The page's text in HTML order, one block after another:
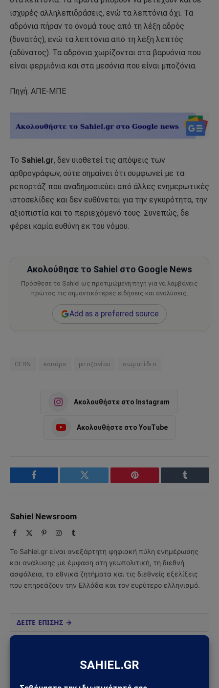
ισχυρές αλληλεπιδράσεις, ενώ τα λεπτόνια όχι. Τα
αδρόνια πήραν το όνομά τους από τη λέξη αδρός
(δυνατός), ενώ τα λεπτόνια από τη λέξη λεπτός
(αδύνατος). Τα αδρόνια χωρίζονται στα βαρυόνια που
είναι φερμιόνια και στα μεσόνια που είναι μποζόνια.
Πηγή: ΑΠΕ-ΜΠΕ
Το Sahiel.gr, δεν υιοθετεί τις απόψεις των
αρθρογράφων, ούτε σημαίνει ότι συμφωνεί με τα
ρεπορτάζ που αναδημοσιεύει από άλλες ενημερωτικές
ιστοσελίδες και δεν ευθύνεται για την εγκυρότητα, την
αξιοπιστία και το περιεχόμενό τους. Συνεπώς, δε
φέρει καμία ευθύνη εκ του νόμου.
Ακολούθησε το Sahiel στο Google News
Πρόσθεσε το Sahiel ως προτιμώμενη πηγή για να λαμβάνεις
πρώτος τις σημαντικότερες ειδήσεις και αναλύσεις.
Add as a preferred source
CERN κουάρκ μποζονίου σωματίδιο
Ακολουθήστε στο Instagram
Ακολουθήστε στο YouTube
Facebook Twitter Pinterest Tumblr
Sahiel Newsroom
Facebook PinterestInstagram
Tumblr
Το Sahiel.gr είναι ανεξάρτητη ψηφιακή πύλη ενημέρωσης
και ανάλυσης με έμφαση στη γεωπολιτική, τη διεθνή
ασφάλεια, τα εθνικά ζητήματα και τις διεθνείς εξελίξεις
που επηρεάζουν την Ελλάδα και τον ευρύτερο ελληνισμό.
ΔΕΙΤΕ ΕΠΙΣΗΣ →